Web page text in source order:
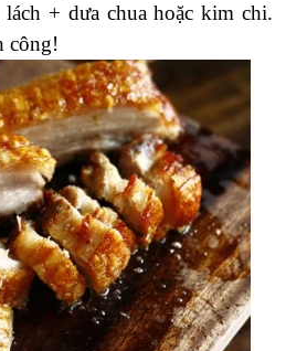
+ dưa chua hoặc kim chi.
công!